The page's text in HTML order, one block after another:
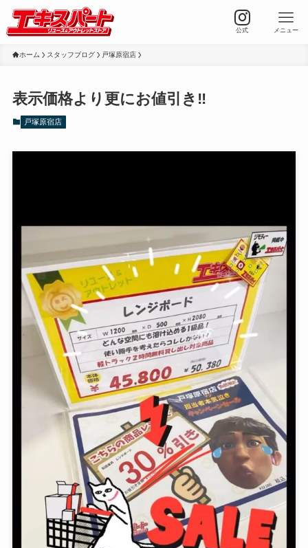
公式 メニュー
ホーム スタッフブログ 戸塚原宿店
表示価格より更にお値引き‼
戸塚原宿店